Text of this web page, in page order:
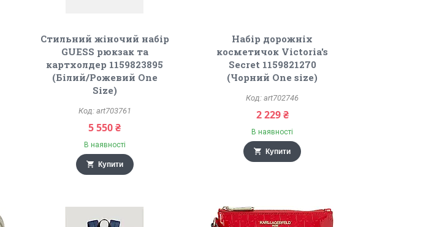
Стильний жіночий набір
GUESS рюкзак та
картхолдер 1159823895
(Білий/Рожевий One
Size)
art703761
5 550 ₴
В наявності
Купити
Набір дорожніх
косметичок Victoria's
Secret 1159821270
(Чорний One size)
art702746
2 229 ₴
В наявності
Купити